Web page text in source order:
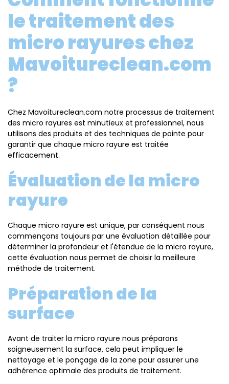
le traitement des
micro rayures chez
Mavoitureclean.com
?
Chez Mavoitureclean.com notre processus de traitement
des micro rayures est minutieux et professionnel, nous
utilisons des produits et des techniques de pointe pour
garantir que chaque micro rayure est traitée
efficacement.
Évaluation de la micro
rayure
Chaque micro rayure est unique, par conséquent nous
commençons toujours par une évaluation détaillée pour
déterminer la profondeur et l'étendue de la micro rayure,
cette évaluation nous permet de choisir la meilleure
méthode de traitement.
Préparation de la
surface
Avant de traiter la micro rayure nous préparons
soigneusement la surface, cela peut impliquer le
nettoyage et le ponçage de la zone pour assurer une
adhérence optimale des produits de traitement.